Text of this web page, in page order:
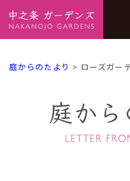
庭からのたより > ローズガー
庭から